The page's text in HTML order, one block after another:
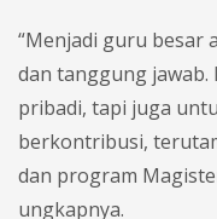
“Menjadi guru besar
dan tanggung jawab.
pribadi, tapi juga
berkontribusi,
dan program
ungkapnya.